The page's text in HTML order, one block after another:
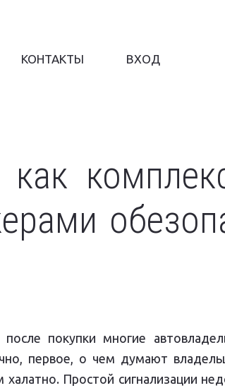
КОНТАКТЫ ВХОД
покупки многие
первое, о чем думают
Простой сигнализации